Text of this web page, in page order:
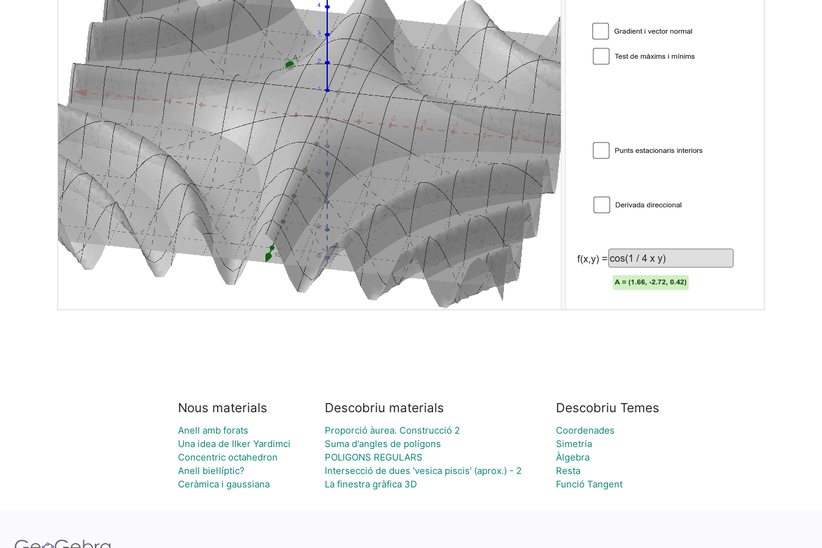
Nous materials
Anell amb forats
Una idea de IIker Yardimci
Concentric octahedron
Anell biel·líptic?
Ceràmica i gaussiana
Descobriu materials
Proporció àurea. Construcció 2
Suma d'angles de polígons
POLIGONS REGULARS
Intersecció de dues 'vesica piscis' (aprox.) - 2
La finestra gràfica 3D
Descobriu Temes
Coordenades
Simetria
Àlgebra
Resta
Funció Tangent